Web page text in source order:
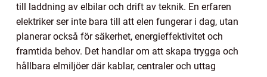
till laddning av elbilar och drift av teknik. En erfaren
elektriker ser inte bara till att elen fungerar i dag, utan
planerar också för säkerhet, energieffektivitet och
framtida behov. Det handlar om att skapa trygga och
hållbara elmiljöer där kablar, centraler och uttag